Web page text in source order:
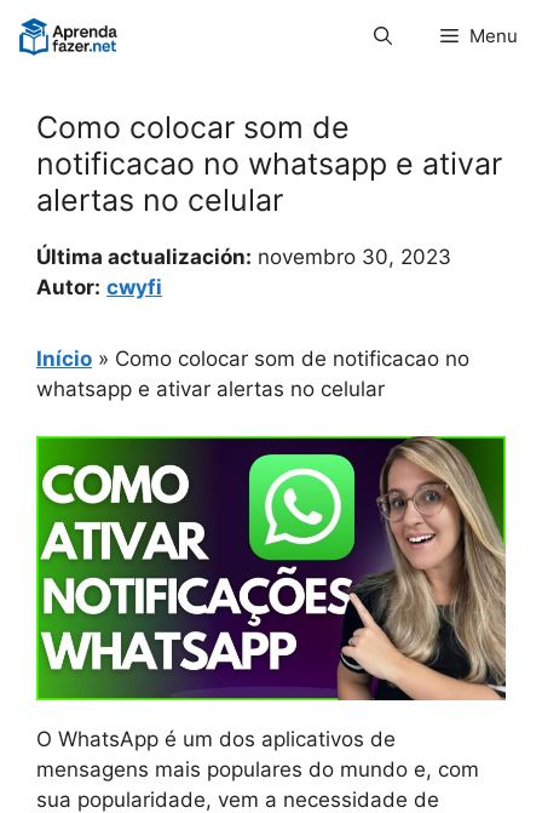
Pular
para
Menu
Como colocar som de
notificacao no whatsapp e ativar
alertas no celular
Última actualización: novembro 30, 2023
Autor: cwyfi
Início » Como colocar som de notificacao no
whatsapp e ativar alertas no celular
O WhatsApp é um dos aplicativos de
mensagens mais populares do mundo e, com
sua popularidade, vem a necessidade de